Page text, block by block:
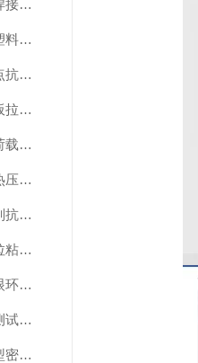
LBTC-281土工格栅焊接点极限剥离力夹具
LBTC-280纤维增强塑料层间剪切强度试验夹具
LBTC-279焊接网焊点抗拉力夹具
LBTC-278钢筋锚固板拉伸夹具
LBTC-277电缆桥架荷载试验装置
LBTC-276插头插座热压缩试验装置
LBTC-275螺栓连接副抗拉荷载夹具
LBTC-273结构胶正拉粘结强度试验夹具
LBTC-272安全网开眼环扣强力夹具
LBTC-271锚盘刚度测试装置夹具
LBTC-270路面加热型密封胶低温拉伸试件夹具